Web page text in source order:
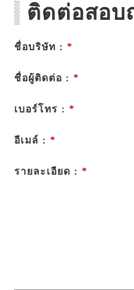
ติดต่อสอบ
ชื่อบริษัท : *
ชื่อผู้ติดต่อ : *
เบอร์โทร : *
อีเมล์ : *
รายละเอียด : *